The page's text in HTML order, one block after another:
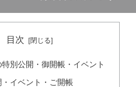
目次
別公開・御開帳・イベント
イベント・ご開帳